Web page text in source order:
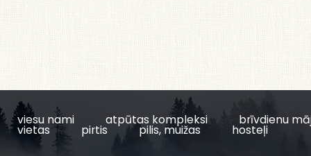
viesu nami atpūtas kompleksi brīvdienu
vietas pirtis pilis, muižas hosteļi